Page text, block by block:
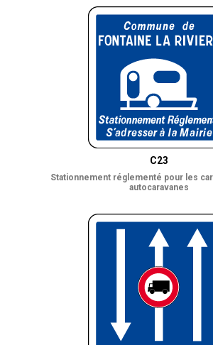
C23
Stationnement réglementé pour les
autocaravanes